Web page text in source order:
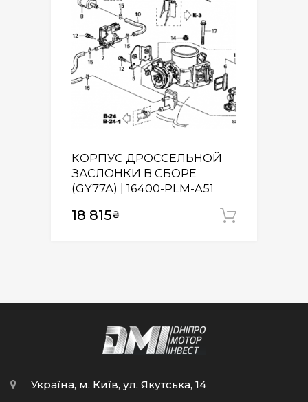
КОРПУС ДРОССЕЛЬНОЙ
ЗАСЛОНКИ В СБОРЕ
(GY77A) | 16400-PLM-A51
18 815₴
Україна, м. Київ, ул. Якутська, 14